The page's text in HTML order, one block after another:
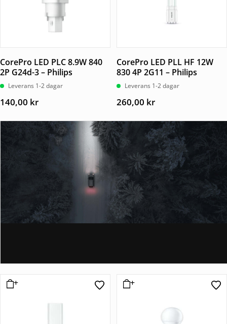
CorePro LED PLC 8.9W 840
2P G24d-3 – Philips
Leverans 1-2 dagar
140,00 kr
CorePro LED PLL HF 12W
830 4P 2G11 – Philips
Leverans 1-2 dagar
260,00 kr